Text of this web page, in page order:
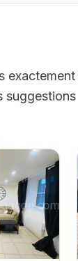
exactement
suggestions